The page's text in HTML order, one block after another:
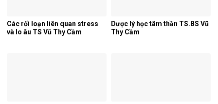
Các rối loạn liên quan stress
và lo âu TS Vũ Thy Cầm
Dược lý học tâm thần TS.BS Vũ
Thy Cầm